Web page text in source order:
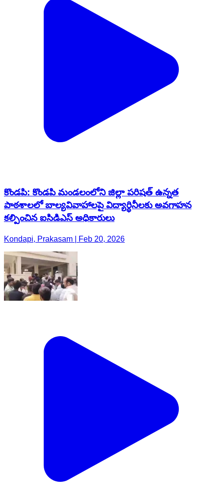
కొండపి: కొండపి మండలంలోని జిల్లా పరిషత్ ఉన్నత
పాఠశాలలో బాల్యవివాహాలపై విద్యార్థినీలకు అవగాహన
కల్పించిన ఐసిడిఎస్ అధికారులు
Kondapi, Prakasam | Feb 20, 2026